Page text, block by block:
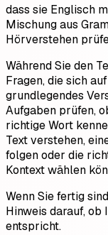
dass sie Englisch
Mischung aus
Hörverstehen
Während Sie den
Fragen, die sich
grundlegendes
Aufgaben prüfen,
richtige Wort
Text verstehen,
folgen oder die
Kontext wählen
Wenn Sie fertig
Hinweis darauf,
entspricht.